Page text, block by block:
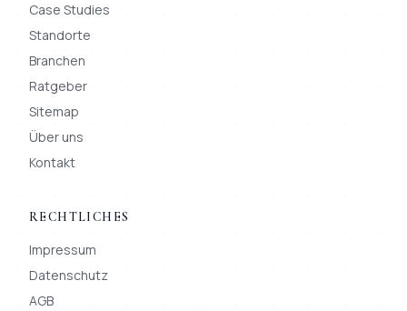
Case Studies
Standorte
Branchen
Ratgeber
Sitemap
Über uns
Kontakt
RECHTLICHES
Impressum
Datenschutz
AGB